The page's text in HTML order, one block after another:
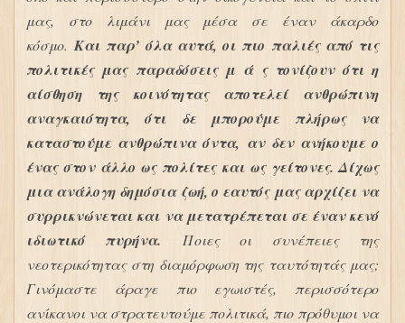
μας, στο λιμάνι μας μέσα σε έναν άκαρδο
κόσμο.Και παρ’ όλα αυτά, οι πιο παλιές από τις
πολιτικές μας παραδόσεις μ ά ς τονίζουν ότι η
αίσθηση της κοινότητας αποτελεί ανθρώπινη
αναγκαιότητα, ότι δε μπορούμε πλήρως να
καταστούμε ανθρώπινα όντα, αν δεν ανήκουμε ο
ένας στον άλλο ως πολίτες και ως γείτονες. Δίχως
μια ανάλογη δημόσια ζωή, ο εαυτός μας αρχίζει να
συρρικνώνεται και να μετατρέπεται σε έναν κενό
ιδιωτικό πυρήνα. Ποιες οι συνέπειες της
νεοτερικότητας στη διαμόρφωση της ταυτότητάς μας;
Γινόμαστε άραγε πιο εγωιστές, περισσότερο
ανίκανοι να στρατευτούμε πολιτικά, πιο πρόθυμοι να